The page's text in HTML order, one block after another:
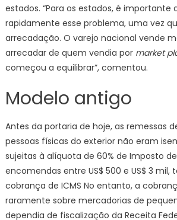
estados. “Para os estados, é importante
rapidamente esse problema, uma vez
arrecadação. O varejo nacional vende
arrecadar de quem vendia por market
começou a equilibrar”, comentou.
Modelo antigo
Antes da portaria de hoje, as remessas
pessoas físicas do exterior não eram
sujeitas à alíquota de 60% de Imposto
encomendas entre US$ 500 e US$ 3 mil,
cobrança de ICMS No entanto, a
raramente sobre mercadorias de
dependia de fiscalização da Receita